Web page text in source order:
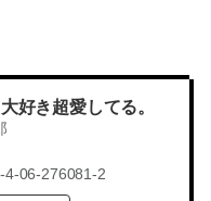
好き超愛してる。
4-06-276081-2